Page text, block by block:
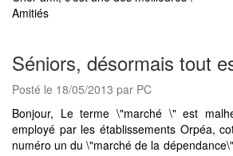
Amitiés
Séniors, désormais tout
Posté le 18/05/2013 par PC
Bonjour, Le terme \"marché \" est
employé par les établissements Orpéa,
numéro un du \"marché de la